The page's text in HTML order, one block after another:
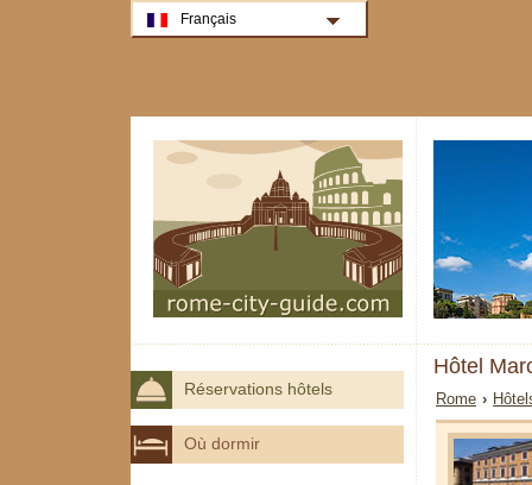
Hôtel
Rome ›
Réservations hôtels
Où dormir
Français